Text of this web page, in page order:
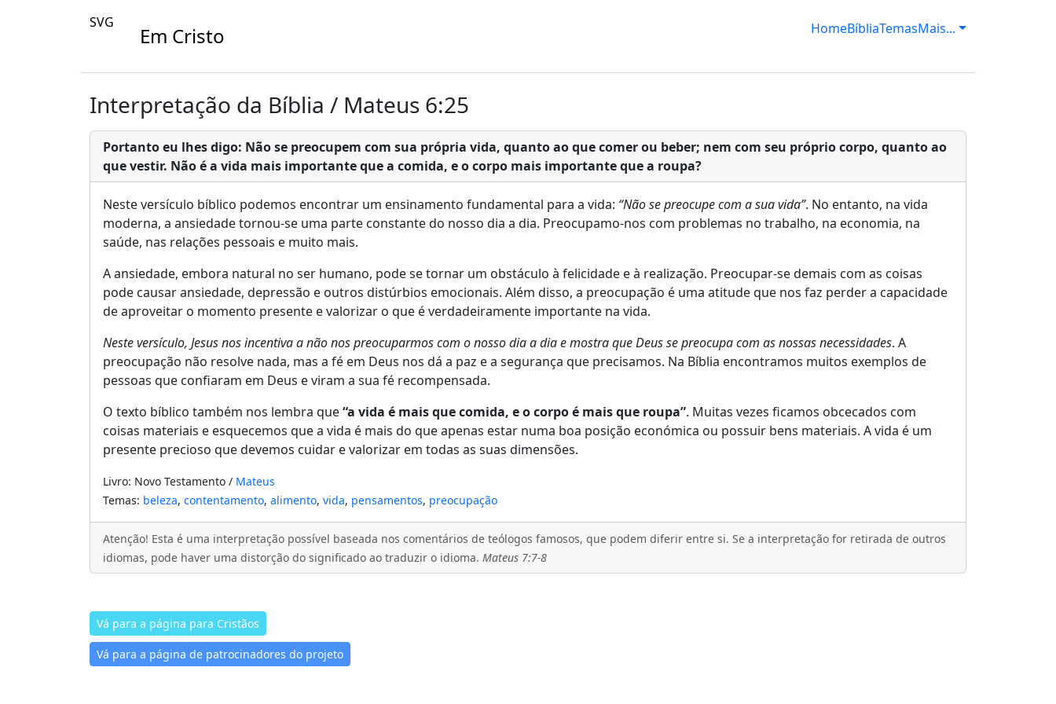
SVG
Em Cristo HomeBíbliaTemasMais...
Interpretação da Bíblia / Mateus 6:25
Portanto eu lhes digo: Não se preocupem com sua própria vida, quanto ao que comer ou beber; nem com seu próprio corpo, quanto ao
que vestir. Não é a vida mais importante que a comida, e o corpo mais importante que a roupa?
Neste versículo bíblico podemos encontrar um ensinamento fundamental para a vida: “Não se preocupe com a sua vida”. No entanto, na vida
moderna, a ansiedade tornou-se uma parte constante do nosso dia a dia. Preocupamo-nos com problemas no trabalho, na economia, na
saúde, nas relações pessoais e muito mais.
A ansiedade, embora natural no ser humano, pode se tornar um obstáculo à felicidade e à realização. Preocupar-se demais com as coisas
pode causar ansiedade, depressão e outros distúrbios emocionais. Além disso, a preocupação é uma atitude que nos faz perder a capacidade
de aproveitar o momento presente e valorizar o que é verdadeiramente importante na vida.
Neste versículo, Jesus nos incentiva a não nos preocuparmos com o nosso dia a dia e mostra que Deus se preocupa com as nossas necessidades. A
preocupação não resolve nada, mas a fé em Deus nos dá a paz e a segurança que precisamos. Na Bíblia encontramos muitos exemplos de
pessoas que confiaram em Deus e viram a sua fé recompensada.
O texto bíblico também nos lembra que“a vida é mais que comida, e o corpo é mais que roupa”. Muitas vezes ficamos obcecados com
coisas materiais e esquecemos que a vida é mais do que apenas estar numa boa posição económica ou possuir bens materiais. A vida é um
presente precioso que devemos cuidar e valorizar em todas as suas dimensões.
Livro: Novo Testamento / Mateus
Temas: beleza, contentamento, alimento, vida, pensamentos, preocupação
Atenção! Esta é uma interpretação possível baseada nos comentários de teólogos famosos, que podem diferir entre si. Se a interpretação for retirada de outros
idiomas, pode haver uma distorção do significado ao traduzir o idioma. Mateus 7:7-8
Vá para a página para Cristãos
Vá para a página de patrocinadores do projeto